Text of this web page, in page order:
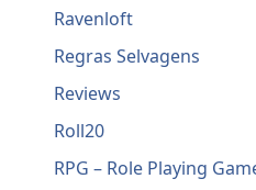
Ravenloft
Regras Selvagens
Reviews
Roll20
RPG – Role Playing